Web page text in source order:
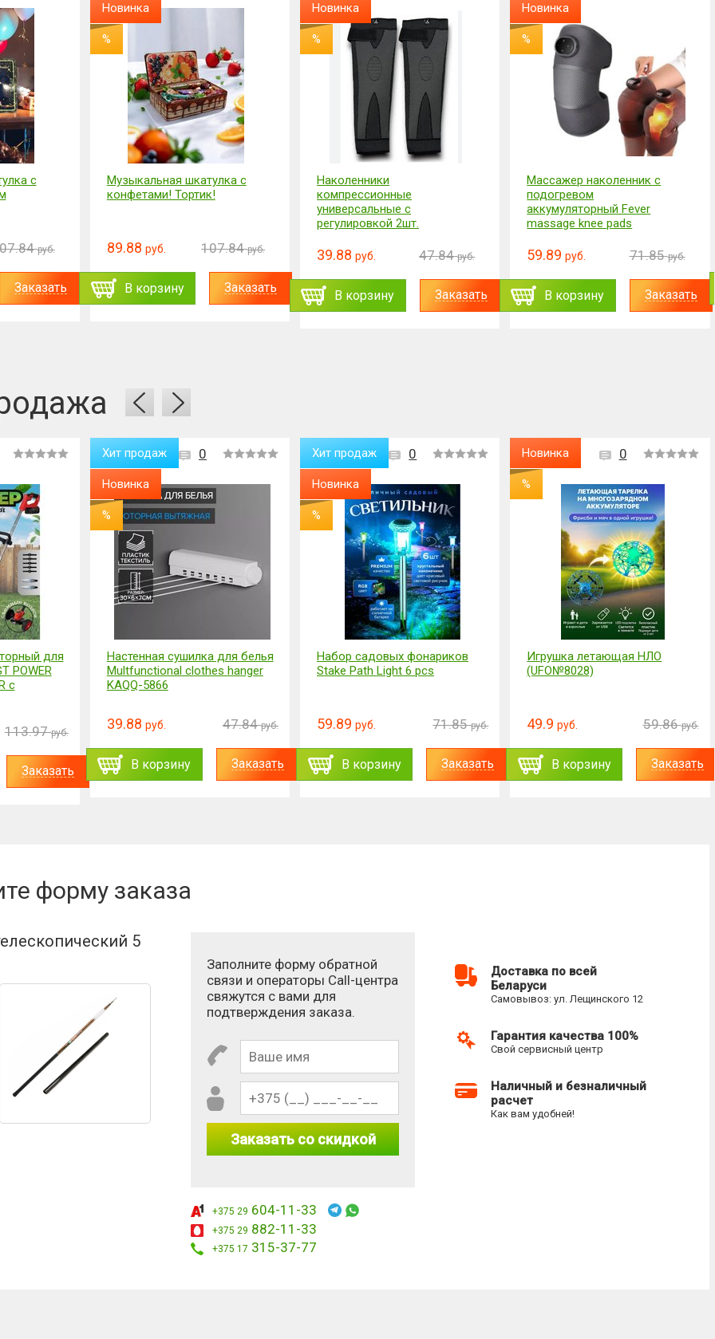
с
руб.
Заказать
Новинка
%
Музыкальная шкатулка с
конфетами! Тортик!
89.88 руб. 107.84 руб.
В корзину Заказать
Новинка
%
Наколенники
компрессионные
универсальные с
регулировкой 2шт.
39.88 руб. 47.84 руб.
В корзину Заказать
Новинка
%
Массажер наколенник с
подогревом
аккумуляторный Fever
massage knee pads
59.89руб. 71.85 руб.
В корзину Заказать
для
POWER
с
113.97 руб.
Заказать
0
Хит продаж
Новинка
%
Настенная сушилка для белья
Multfunctional clothes hanger
KAQQ-5866
39.88 руб. 47.84 руб.
В корзину Заказать
0
Хит продаж
Новинка
%
Набор садовых фонариков
Stake Path Light 6 pcs
59.89 руб. 71.85 руб.
В корзину Заказать
0
Новинка
%
Игрушка летающая НЛО
(UFO№8028)
49.9руб. 59.86 руб.
В корзину Заказать
форму заказа
5
Заполните форму обратной
связи и операторы Call-центра
свяжутся с вами для
подтверждения заказа.
Заказать со скидкой
+375 29 604-11-33
+375 29 882-11-33
+375 17 315-37-77
Доставка по всей
Беларуси
Самовывоз: ул. Лещинского 12
Гарантия качества 100%
Свой сервисный центр
Наличный и безналичный
расчет
Как вам удобней!